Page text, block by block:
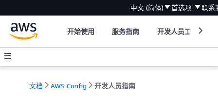
中文 (简体) 首选项 联系
开始使用 服务指南 开发人员工具
文档 AWS Config 开发人员指南